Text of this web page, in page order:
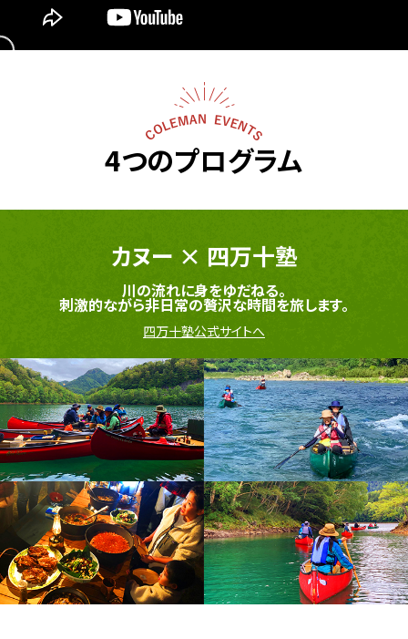
4つのプログラム
カヌー × 四万十塾
川の流れに身をゆだねる。
刺激的ながら非日常の贅沢な時間を旅します。
四万十塾公式サイトへ